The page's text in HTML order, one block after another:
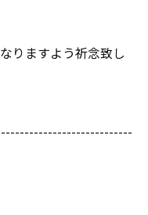
りますよう祈念致し